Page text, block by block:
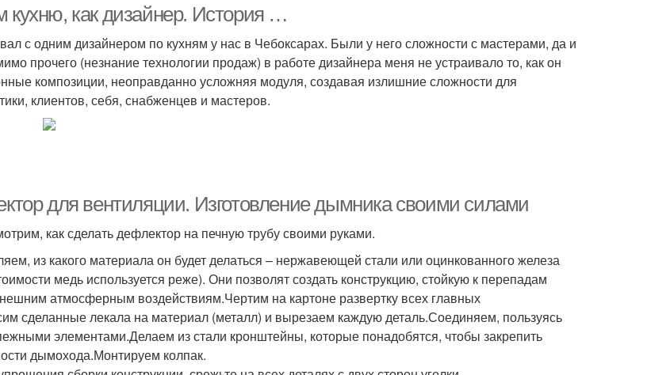
как дизайнер. История …
с одним дизайнером по кухням у нас в Чебоксарах. Были у него сложности с мастерами, да и
прочего (незнание технологии продаж) в работе дизайнера меня не устраивало то, как он
композиции, неоправданно усложняя модуля, создавая излишние сложности для
клиентов, себя, снабженцев и мастеров.
для вентиляции. Изготовление дымника своими силами
как сделать дефлектор на печную трубу своими руками.
из какого материала он будет делаться – нержавеющей стали или оцинкованного железа
медь используется реже). Они позволят создать конструкцию, стойкую к перепадам
атмосферным воздействиям.Чертим на картоне развертку всех главных
сделанные лекала на материал (металл) и вырезаем каждую деталь.Соединяем, пользуясь
элементами.Делаем из стали кронштейны, которые понадобятся, чтобы закрепить
дымохода.Монтируем колпак.